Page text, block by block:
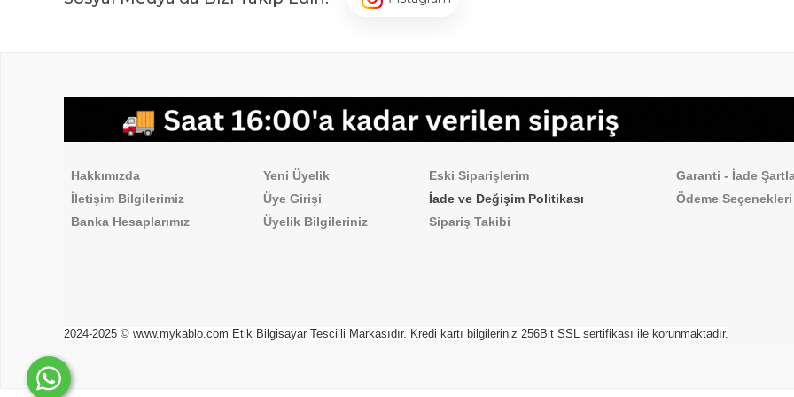
Hakkımızda Sipariş İşlemleri
Hakkımızda Yeni Üyelik Eski Siparişlerim
Garanti - İade
İletişim Bilgilerimiz
Üye Girişi İade ve Değişim Politikası Ödeme Seçenekleri
Banka Hesaplarımız
Üyelik Bilgileriniz Sipariş Takibi
2024-2025 © www.mykablo.com Etik Bilgisayar Tescilli Markasıdır. Kredi kartı bilgileriniz 256Bit SSL sertifikası ile korunmaktadır.